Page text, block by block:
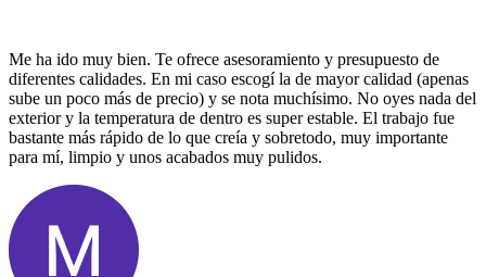
Me ha ido muy bien. Te ofrece asesoramiento y presupuesto de
diferentes calidades. En mi caso escogí la de mayor calidad (apenas
sube un poco más de precio) y se nota muchísimo. No oyes nada del
exterior y la temperatura de dentro es super estable. El trabajo fue
bastante más rápido de lo que creía y sobretodo, muy importante
para mí, limpio y unos acabados muy pulidos.